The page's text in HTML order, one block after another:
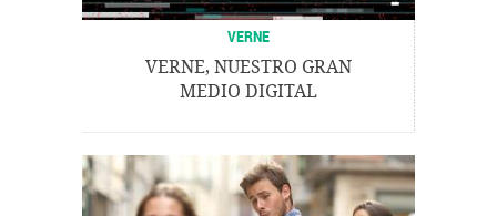
VERNE
VERNE, NUESTRO GRAN
MEDIO DIGITAL